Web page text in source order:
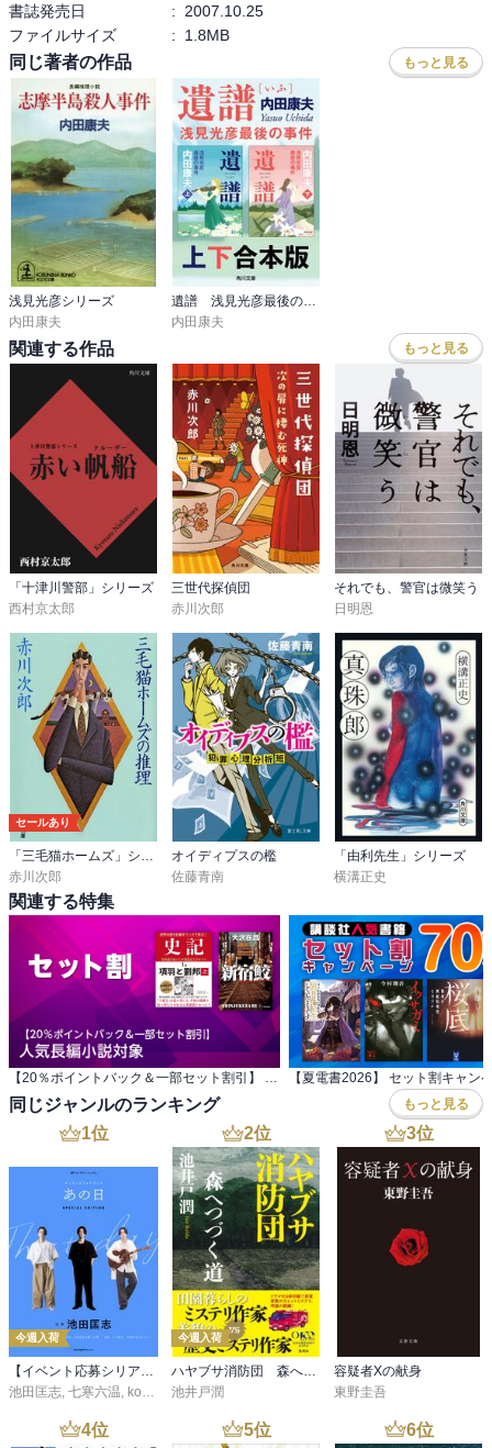
書誌発売日
:
2007.10.25
ファイルサイズ
: 1.8MB
同じ著者の作品 もっと見る
浅見光彦シリーズ
内田康夫
遺譜 浅見光彦最後の事件【上下 合本版】
内田康夫
関連する作品 もっと見る
「十津川警部」シリーズ
西村京太郎
三世代探偵団
赤川次郎
それでも、警官は微笑う
日明恩
セールあり
「三毛猫ホームズ」シリーズ
赤川次郎
オイディプスの檻
佐藤青南
「由利先生」シリーズ
横溝正史
関連する特集
【20％ポイントバック＆一部セット割引】 人気長編小説対象 【夏電書2026】 セット割キャン
同じジャンルのランキング もっと見る
1位
今週入荷
池田匡志 七寒六温 konoko58 ,村崎キコ
2位
今週入荷
池井戸潤
3位
容疑者Xの献身
東野圭吾
4位 5位 6位